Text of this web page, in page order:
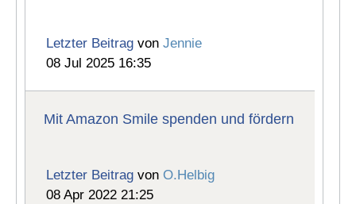
Letzter Beitrag vonJennie
08 Jul 2025 16:35
Mit Amazon Smile spenden und fördern
Letzter Beitrag vonO.Helbig
08 Apr 2022 21:25